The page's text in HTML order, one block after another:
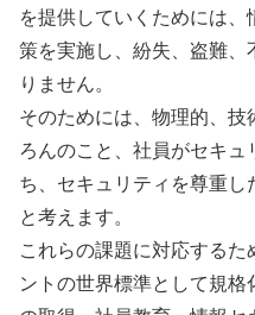
を提供していくためには
策を実施し、紛失、盗難、
りません。
そのためには、物理的、技
ろんのこと、社員がセキュ
ち、セキュリティを尊重
と考えます。
これらの課題に対応するた
ントの世界標準として規格